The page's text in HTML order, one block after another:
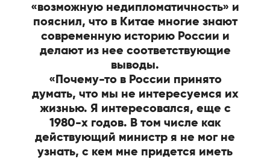
«возможную недипломатичность» и
пояснил, что в Китае многие знают
современную историю России и
делают из нее соответствующие
выводы.
«Почему-то в России принято
думать, что мы не интересуемся их
жизнью. Я интересовался, еще с
1980-х годов. В том числе как
действующий министр я не мог не
узнать, с кем мне придется иметь